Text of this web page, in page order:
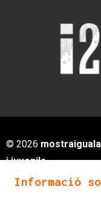
© 2026
i juvenils
Servei de Cultura -
Informació